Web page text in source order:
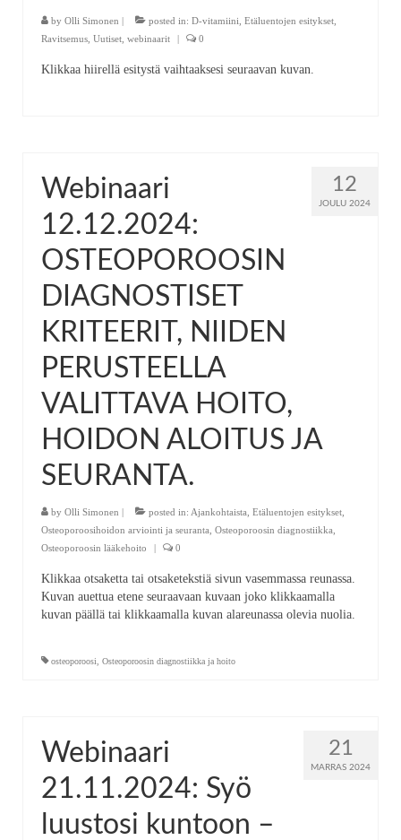
by Olli Simonen | posted in: D-vitamiini Etäluentojen esitykset
Ravitsemus Uutiset webinaarit | 0
Klikkaa hiirellä esitystä vaihtaaksesi seuraavan kuvan.
12
JOULU 2024
Webinaari
12.12.2024:
OSTEOPOROOSIN
DIAGNOSTISET
KRITEERIT, NIIDEN
PERUSTEELLA
VALITTAVA HOITO,
HOIDON ALOITUS JA
SEURANTA.
by Olli Simonen | posted in: Ajankohtaista Etäluentojen esitykset
Osteoporoosihoidon arviointi ja seuranta Osteoporoosin diagnostiikka
Osteoporoosin lääkehoito
| 0
Klikkaa otsaketta tai otsaketekstiä sivun vasemmassa reunassa.
Kuvan auettua etene seuraavaan kuvaan joko klikkaamalla
kuvan päällä tai klikkaamalla kuvan alareunassa olevia nuolia.
osteoporoosi Osteoporoosin diagnostiikka ja hoito
21
MARRAS 2024
Webinaari
21.11.2024: Syö
luustosi kuntoon –